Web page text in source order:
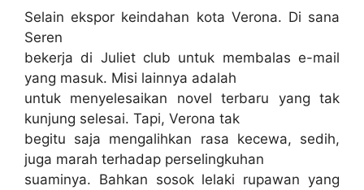
Selain ekspor keindahan kota Verona. Di sana
Seren
bekerja di Juliet club untuk membalas e-mail
yang masuk. Misi lainnya adalah
untuk menyelesaikan novel terbaru yang tak
kunjung selesai. Tapi, Verona tak
begitu saja mengalihkan rasa kecewa, sedih,
juga marah terhadap perselingkuhan
suaminya. Bahkan sosok lelaki rupawan yang